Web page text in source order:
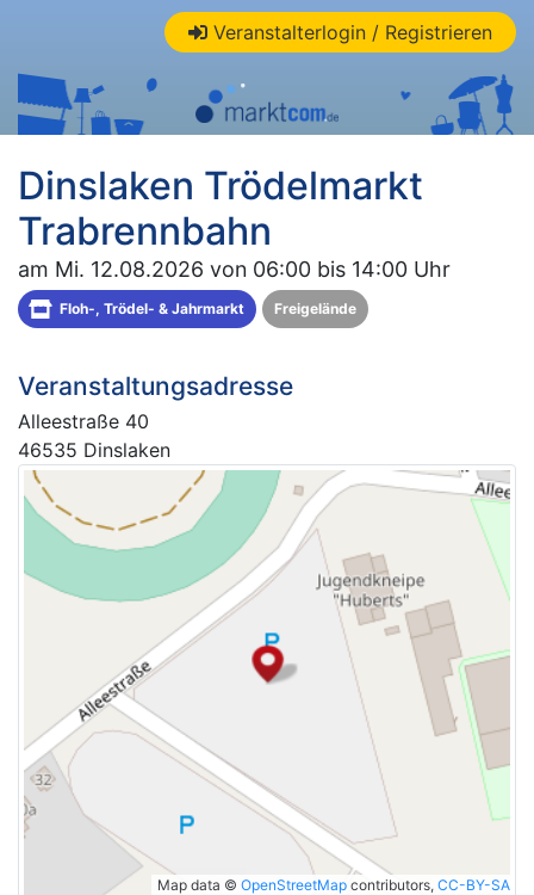
Veranstalterlogin / Registrieren
Dinslaken Trödelmarkt
Trabrennbahn
am Mi. 12.08.2026 von 06:00 bis 14:00 Uhr
Floh-, Trödel- & Jahrmarkt Freigelände
Veranstaltungsadresse
Alleestraße 40
46535 Dinslaken
Map data © OpenStreetMap contributors, CC-BY-SA